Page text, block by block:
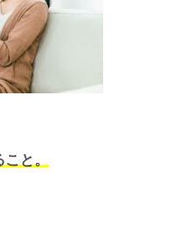
と。